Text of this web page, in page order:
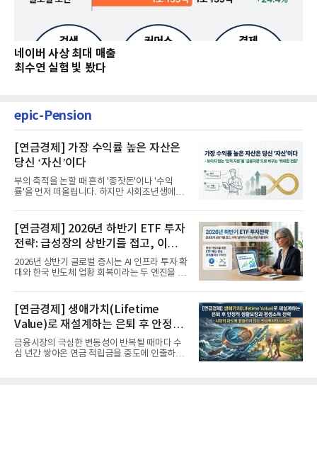
네이버 사상 최대 매출
최수연 실험 빛 봤다
epic-Pension
[연금경제] 가장 수익률 높은 자산은
당신 ‘자신’이다
부의 축적을 논할 때 흔히 '종잣돈'이나 '수익
률'을 먼저 떠올립니다. 하지만 사회초년생에게
[연금경제] 2026년 하반기 ETF 투자
전략: 급성장의 상반기를 접고, 이제
'실적'이 가르는 하반기를 맞다
2026년 상반기 글로벌 증시는 AI 인프라 투자 확
대와 한국 반도체 업황 회복이라는 두 엔진을 달
[연금경제] 생애가치(Lifetime
Value)로 재설계하는 은퇴 후 안정적
생활보장과 평생소득 전략
금융시장의 극심한 변동성이 반복될 때마다 수
십 년간 쌓아온 연금 적립금을 중도에 인출하거